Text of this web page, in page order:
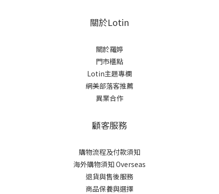
關於Lotin
關於羅婷
門市櫃點
Lotin主題專欄
網美部落客推薦
異業合作
顧客服務
購物流程及付款須知
海外購物須知 Overseas
退貨與售後服務
商品保養與選擇